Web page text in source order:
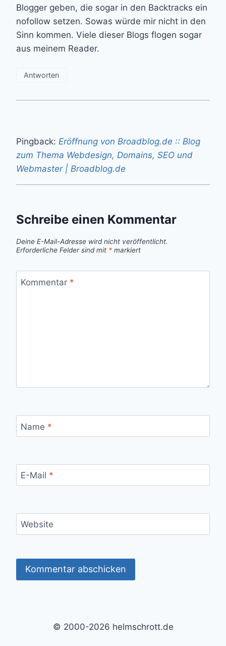
Blogger geben, die sogar in den Backtracks ein
nofollow setzen. Sowas würde mir nicht in den
Sinn kommen. Viele dieser Blogs flogen sogar
aus meinem Reader.
Antworten
Pingback: Eröffnung von Broadblog.de :: Blog
zum Thema Webdesign, Domains, SEO und
Webmaster | Broadblog.de
Schreibe einen Kommentar
Deine E-Mail-Adresse wird nicht veröffentlicht.
Erforderliche Felder sind mit * markiert
Kommentar *
Name *
E-Mail *
Website
© 2000-2026 helmschrott.de